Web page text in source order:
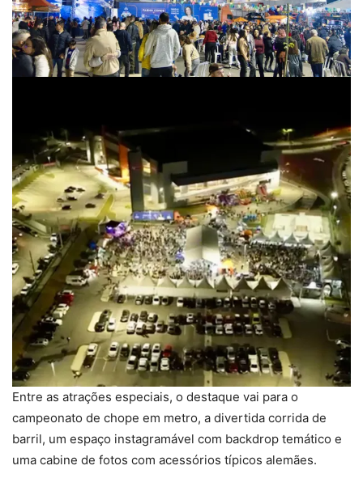
Entre as atrações especiais, o destaque vai para o
campeonato de chope em metro, a divertida corrida de
barril, um espaço instagramável com backdrop temático e
uma cabine de fotos com acessórios típicos alemães.